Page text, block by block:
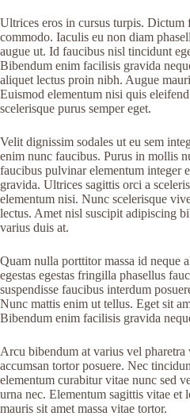
Ultrices eros in cursus turpis. Dictum
commodo. Iaculis eu non diam
augue ut. Id faucibus nisl tincidunt
Bibendum enim facilisis gravida
aliquet lectus proin nibh. Augue
Euismod elementum nisi quis
scelerisque purus semper eget.
Velit dignissim sodales ut eu sem
enim nunc faucibus. Purus in mollis
faucibus pulvinar elementum integer
gravida. Ultrices sagittis orci a
elementum nisi. Nunc scelerisque
lectus. Amet nisl suscipit adipiscing
varius duis at.
Quam nulla porttitor massa id neque
egestas egestas fringilla phasellus
suspendisse faucibus interdum
Nunc mattis enim ut tellus. Eget sit
Bibendum enim facilisis gravida
Arcu bibendum at varius vel
accumsan tortor posuere. Nec
elementum curabitur vitae nunc sed
urna nec. Elementum sagittis vitae
mauris sit amet massa vitae tortor.